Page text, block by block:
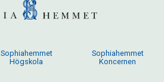
Sophiahemmet
Högskola
Sophiahemmet
Koncernen